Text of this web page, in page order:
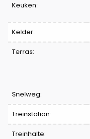
Keuken:
Kelder:
Terras:
Comfort
Snelweg:
Treinstation:
Treinhalte: